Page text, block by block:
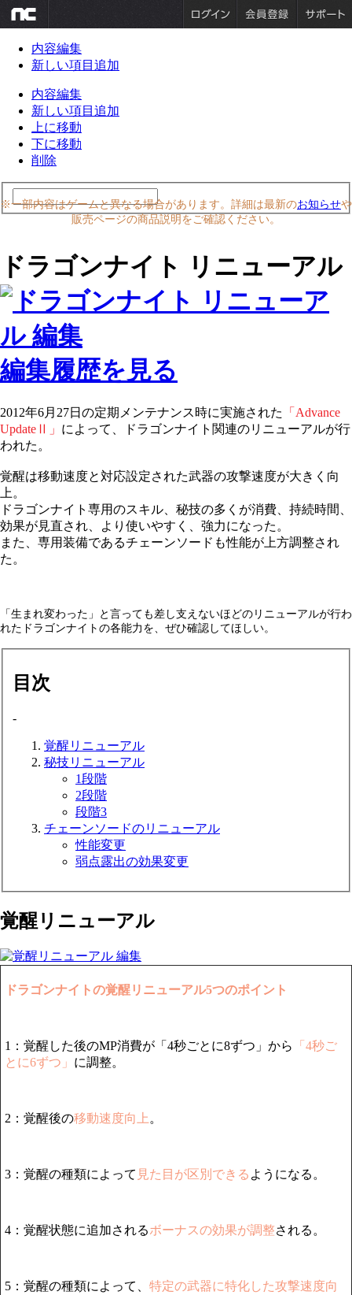
内容編集
新しい項目追加
内容編集
新しい項目追加
上に移動
下に移動
削除
※一部内容はゲームと異なる場合があります。詳細は最新のお知らせや
販売ページの商品説明をご確認ください。
ドラゴンナイト リニューアル
編集履歴を見る
2012年6月 27日の定期メンテナンス時に実施された 「 Advance
Update Ⅱ」 によって、ドラゴンナイト関連のリニューアルが行
われた。
覚醒は移動速度と対応設定された武器の攻撃速度が大きく向
上。
ドラゴンナイト専用のスキル、秘技の多くが消費、持続時間、
効果が見直され、より使いやすく、強力になった。
また、専用装備であるチェーンソードも性能が上方調整され
た。
「生まれ変わった」と言っても差し支えないほどのリニューアルが行わ
れたドラゴンナイトの各能力を、ぜひ確認してほしい。
目次
-
覚醒リニューアル
秘技リニューアル
1段階
2段階
段階3
チェーンソードのリニューアル
性能変更
弱点露出の効果変更
覚醒リニューアル
ドラゴンナイトの覚醒リニューアル5つのポイント
1：覚醒した後のMP消費が「4秒ごとに8ずつ」から
「4秒ご
とに6ずつ」 に調整。
2：覚醒後の移動速度向上。
3：覚醒の種類によって 見た目が区別できる ようになる。
4：覚醒状態に追加されるボーナスの効果が調整される。
5：覚醒の種類によって、 特定の武器に特化した攻撃速度向